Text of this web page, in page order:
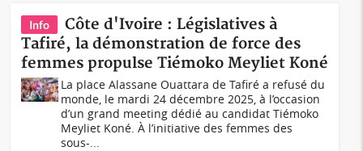
Info
Côte d'Ivoire : Législatives à
Tafiré, la démonstration de force des
femmes propulse Tiémoko Meyliet Koné
La place Alassane Ouattara de Tafiré a refusé du
monde, le mardi 24 décembre 2025, à l’occasion
d’un grand meeting dédié au candidat Tiémoko
Meyliet Koné. À l’initiative des femmes des
sous-...